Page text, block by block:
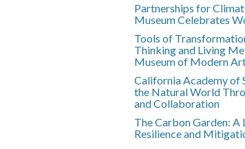
Partnerships for
Museum Celebrates
Tools of
Thinking and Living
Museum of Modern
California Academy of
the Natural World
and Collaboration
The Carbon Garden:
Resilience and